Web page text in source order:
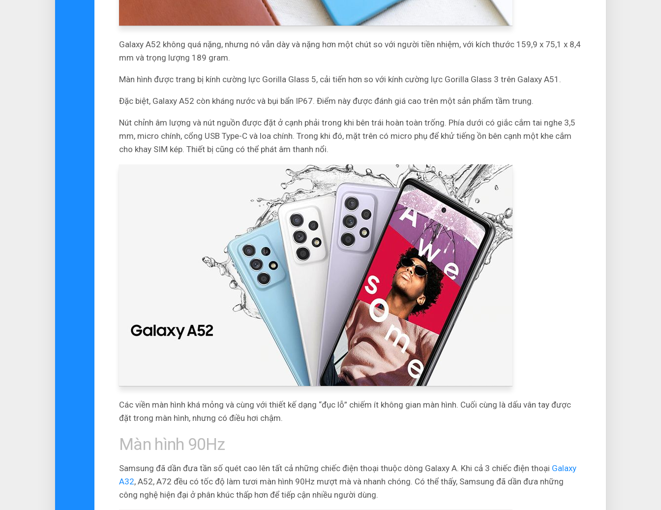
Galaxy A52 không quá nặng, nhưng nó vẫn dày và nặng hơn một chút so với người tiền nhiệm, với kích thước 159,9 x 75,1 x 8,4
mm và trọng lượng 189 gram.
Màn hình được trang bị kính cường lực Gorilla Glass 5, cải tiến hơn so với kính cường lực Gorilla Glass 3 trên Galaxy A51.
Đặc biệt, Galaxy A52 còn kháng nước và bụi bẩn IP67. Điểm này được đánh giá cao trên một sản phẩm tầm trung.
Nút chỉnh âm lượng và nút nguồn được đặt ở cạnh phải trong khi bên trái hoàn toàn trống. Phía dưới có giắc cắm tai nghe 3,5
mm, micro chính, cổng USB Type-C và loa chính. Trong khi đó, mặt trên có micro phụ để khử tiếng ồn bên cạnh một khe cắm
cho khay SIM kép. Thiết bị cũng có thể phát âm thanh nổi.
Các viền màn hình khá mỏng và cùng với thiết kế dạng “đục lỗ” chiếm ít không gian màn hình. Cuối cùng là dấu vân tay được
đặt trong màn hình, nhưng có điều hơi chậm.
Màn hình 90Hz
Samsung đã dần đưa tần số quét cao lên tất cả những chiếc điện thoại thuộc dòng Galaxy A. Khi cả 3 chiếc điện thoại Galaxy
A32, A52, A72 đều có tốc độ làm tươi màn hình 90Hz mượt mà và nhanh chóng. Có thể thấy, Samsung đã dần đưa những
công nghệ hiện đại ở phân khúc thấp hơn để tiếp cận nhiều người dùng.